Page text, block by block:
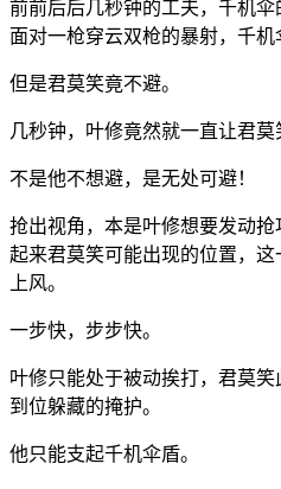
前前后后几秒钟的工夫，千机伞
面对一枪穿云双枪的暴射，千机
但是君莫笑竟不避。
几秒钟，叶修竟然就一直让君莫
不是他不想避，是无处可避！
抢出视角，本是叶修想要发动
起来君莫笑可能出现的位置，
上风。
一步快，步步快。
叶修只能处于被动挨打，君莫
到位躲藏的掩护。
他只能支起千机伞盾。